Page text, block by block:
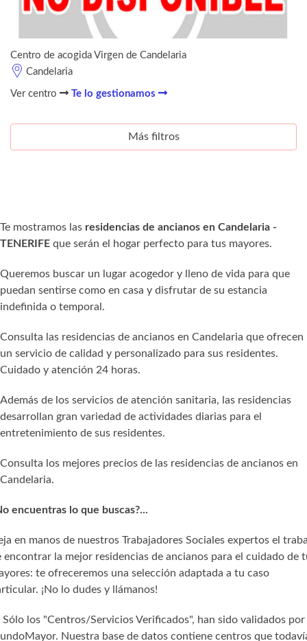
Centro de acogida Virgen de Candelaria
Candelaria
Ver centro Te lo gestionamos
Más filtros
Te mostramos las residencias de ancianos en Candelaria -
TENERIFE que serán el hogar perfecto para tus mayores.
Queremos buscar un lugar acogedor y lleno de vida para que
puedan sentirse como en casa y disfrutar de su estancia
indefinida o temporal.
Consulta las residencias de ancianos en Candelaria que ofrecen
un servicio de calidad y personalizado para sus residentes.
Cuidado y atención 24 horas.
Además de los servicios de atención sanitaria, las residencias
desarrollan gran variedad de actividades diarias para el
entretenimiento de sus residentes.
Consulta los mejores precios de las residencias de ancianos en
Candelaria.
encuentras lo que buscas?...
en manos de nuestros Trabajadores Sociales expertos el
encontrar la mejor residencias de ancianos para el cuidado de
te ofreceremos una selección adaptada a tu caso
¡No lo dudes y llámanos!
Sólo los "Centros/Servicios Verificados", han sido validados por
Nuestra base de datos contiene centros que